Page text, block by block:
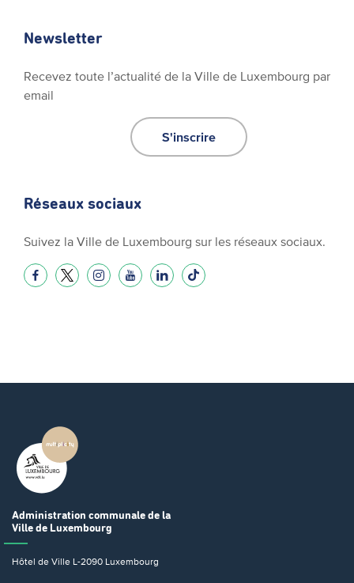
Newsletter
Recevez toute l’actualité de la Ville de Luxembourg par
email
S'inscrire
Réseaux sociaux
Suivez la Ville de Luxembourg sur les réseaux sociaux.
Administration communale de la
Ville de Luxembourg
Hôtel de Ville L-2090 Luxembourg